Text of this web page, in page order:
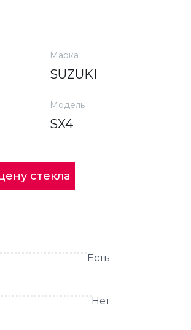
Марка
SUZUKI
Модель
SX4
стекла
Есть
Нет